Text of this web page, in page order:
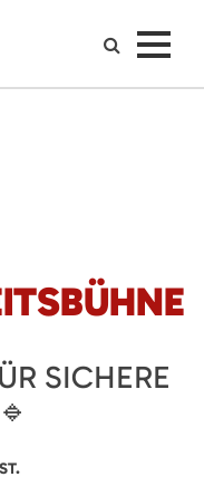
SICHERE